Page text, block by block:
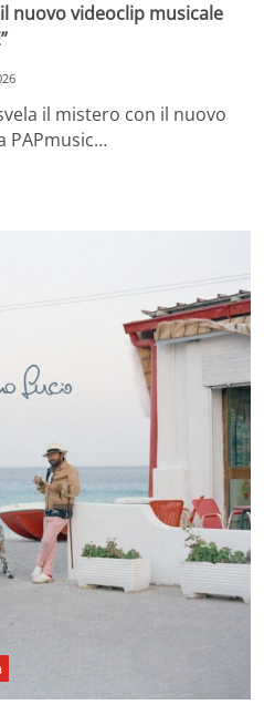
nuovo videoclip musicale
il mistero con il nuovo
PAPmusic…